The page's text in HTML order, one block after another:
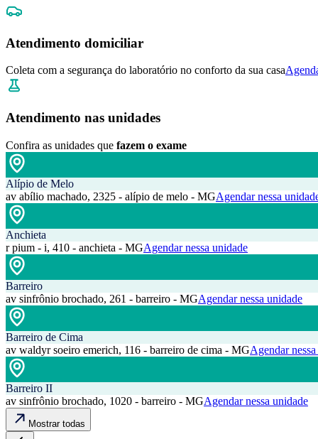
Atendimento domiciliar
Coleta com a segurança do laboratório no conforto da sua casa
Atendimento nas unidades
Confira as unidades que fazem o exame
Alípio de Melo
av abílio machado, 2325 - alípio de melo - MGAgendar nessa
Anchieta
r pium - i, 410 - anchieta - MGAgendar nessa unidade
Barreiro
av sinfrônio brochado, 261 - barreiro - MGAgendar nessa unidade
Barreiro de Cima
av waldyr soeiro emerich, 116 - barreiro de cima - MGAgendar
Barreiro II
av sinfrônio brochado, 1020 - barreiro - MGAgendar nessa unidade
Mostrar todas